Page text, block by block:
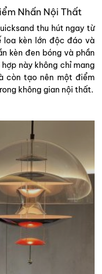
Nhấn Nội Thất
thu hút ngay từ
kèn lớn độc đáo và
kèn đen bóng và phần
này không chỉ mang
còn tạo nên một điểm
không gian nội thất.